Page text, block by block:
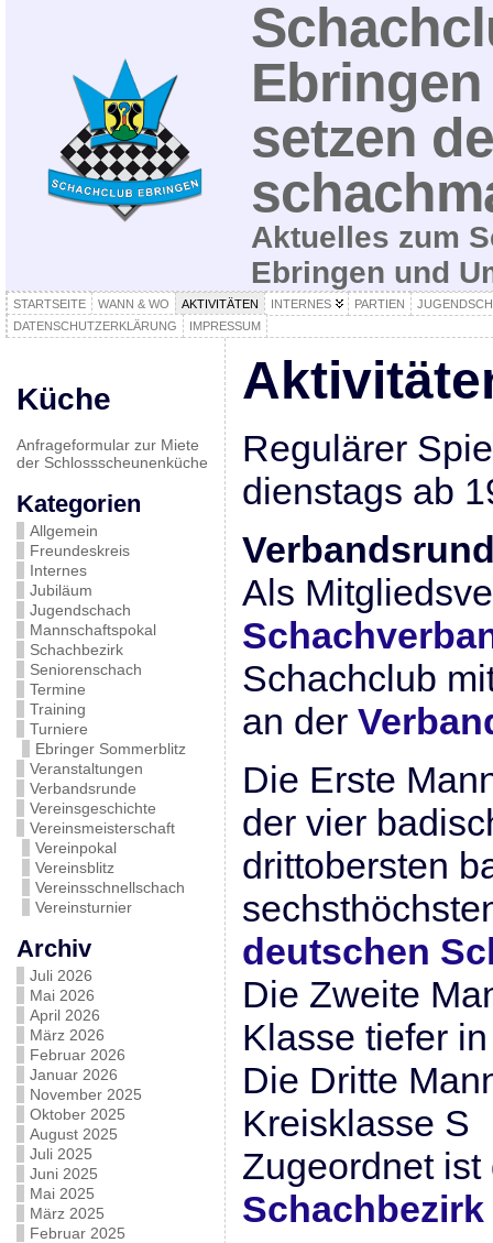
setzen
Aktuelles zum
Ebringen und
STARTSEITE WANN & WO AKTIVITÄTEN INTERNES PARTIEN
DATENSCHUTZERKLÄRUNG
IMPRESSUM
Küche
Anfrageformular zur Miete
der Schlossscheunenküche
Kategorien
Allgemein
Freundeskreis
Internes
Jubiläum
Jugendschach
Mannschaftspokal
Schachbezirk
Seniorenschach
Termine
Training
Turniere
Ebringer Sommerblitz
Veranstaltungen
Verbandsrunde
Vereinsgeschichte
Vereinsmeisterschaft
Vereinpokal
Vereinsblitz
Vereinsschnellschach
Vereinsturnier
Archiv
Juli 2026
Mai 2026
April 2026
März 2026
Februar 2026
Januar 2026
November 2025
Oktober 2025
August 2025
Juli 2025
Juni 2025
Mai 2025
März 2025
Februar 2025
Regulärer
dienstags ab
Als
Schachclub
an der
Die Erste
der vier
drittobersten
deutschen
Die Zweite
Klasse tiefer
Die Dritte
Kreisklasse S
Zugeordnet